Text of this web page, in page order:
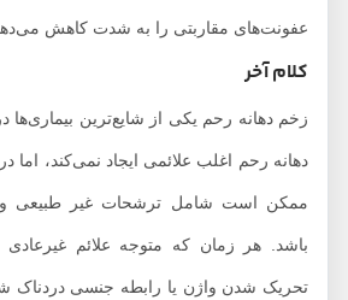
عفونت‌های مقاربتی را به شدت کاهش می‌دهد.
کلام آخر
زخم دهانه رحم یکی از شایع‌ترین بیماری‌ها در
دهانه رحم اغلب علائمی ایجاد نمی‌کند، اما در
ممکن است شامل ترشحات غیر طبیعی واژن،
باشد. هر زمان که متوجه علائم غیرعادی
تحریک شدن واژن یا رابطه جنسی دردناک